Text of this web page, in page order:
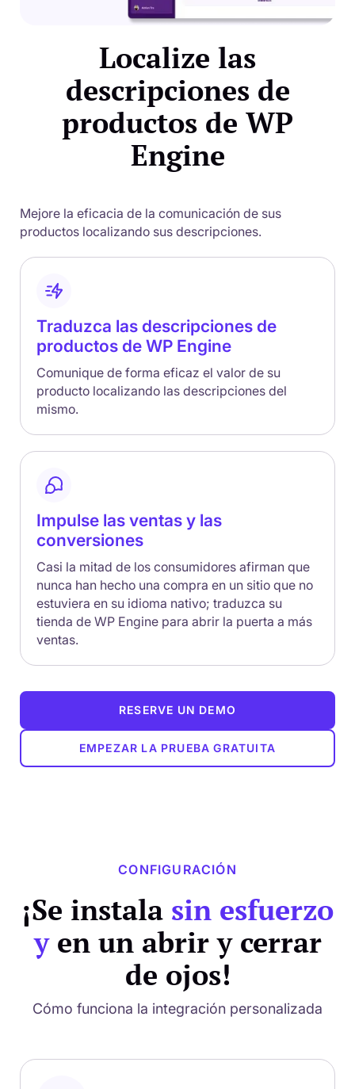
Localize las
descripciones de
productos de WP
Engine
Mejore la eficacia de la comunicación de sus
productos localizando sus descripciones.
Traduzca las descripciones de
productos de WP Engine
Comunique de forma eficaz el valor de su
producto localizando las descripciones del
mismo.
Impulse las ventas y las
conversiones
Casi la mitad de los consumidores afirman que
nunca han hecho una compra en un sitio que no
estuviera en su idioma nativo; traduzca su
tienda de WP Engine para abrir la puerta a más
ventas.
RESERVE UN DEMO
EMPEZAR LA PRUEBA GRATUITA
CONFIGURACIÓN
¡Se instala sin esfuerzo
yen un abrir y cerrar
de ojos!
Cómo funciona la integración personalizada